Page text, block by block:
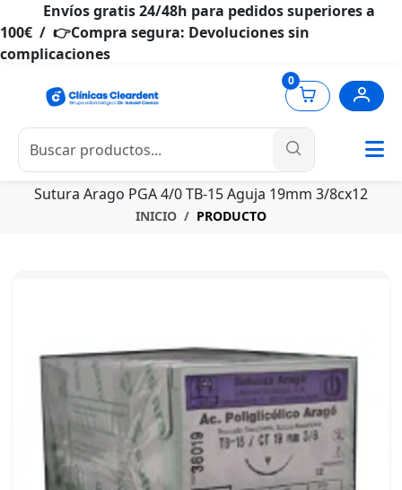
Envíos gratis 24/48h para pedidos superiores a
100€ / 👉Compra segura: Devoluciones sin
complicaciones
0
Sutura Arago PGA 4/0 TB-15 Aguja 19mm 3/8cx12
INICIO PRODUCTO